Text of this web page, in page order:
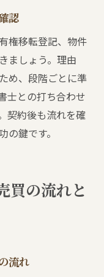
認
権移転登記、物件
ましょう。理由
め、段階ごとに準
士との打ち合わせ
契約後も流れを確
鍵です。
買の流れと
流れ